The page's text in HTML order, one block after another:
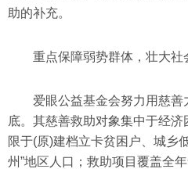
助的补充。
重点保障弱势群体，壮大社
爱眼公益基金会努力用慈
底。其慈善救助对象集中于经
限于(原)建档立卡贫困户、城乡
州”地区人口；救助项目覆盖全